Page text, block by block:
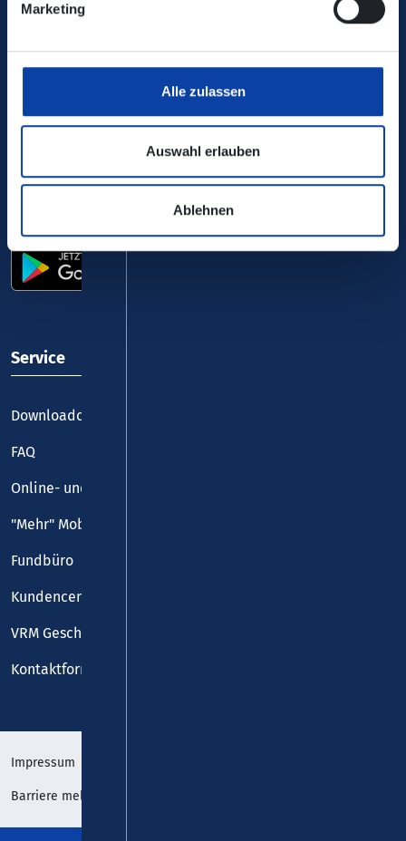
Marketing
Alle zulassen
Auswahl erlauben
Ablehnen
kostenfrei täglich 8 - 20 Uhr
Service
Downloadcenter
FAQ
Online- und Handy-Tickets
"Mehr" Mobilität
Fundbüro
Kundencenter
VRM Geschäftsstelle
Kontaktformular
Impressum
Barriere melden